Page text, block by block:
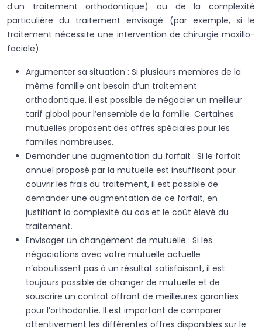
d’un traitement orthodontique) ou de la complexité
particulière du traitement envisagé (par exemple, si le
traitement nécessite une intervention de chirurgie maxillo-
faciale).
Argumenter sa situation : Si plusieurs membres de la
même famille ont besoin d’un traitement
orthodontique, il est possible de négocier un meilleur
tarif global pour l’ensemble de la famille. Certaines
mutuelles proposent des offres spéciales pour les
familles nombreuses.
Demander une augmentation du forfait : Si le forfait
annuel proposé par la mutuelle est insuffisant pour
couvrir les frais du traitement, il est possible de
demander une augmentation de ce forfait, en
justifiant la complexité du cas et le coût élevé du
traitement.
Envisager un changement de mutuelle : Si les
négociations avec votre mutuelle actuelle
n’aboutissent pas à un résultat satisfaisant, il est
toujours possible de changer de mutuelle et de
souscrire un contrat offrant de meilleures garanties
pour l’orthodontie. Il est important de comparer
attentivement les différentes offres disponibles sur le